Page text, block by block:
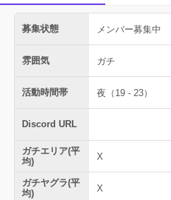
募集状態 メンバー募集中
雰囲気 ガチ
活動時間帯 夜（19 - 23）
Discord URL
ガチエリア(平
均)
X
ガチヤグラ(平
均)
X